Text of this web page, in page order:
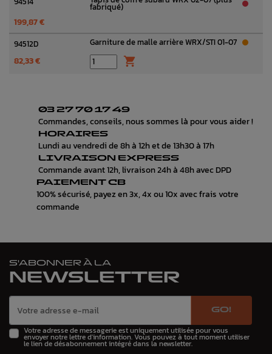
fabriqué)
199,87 €
94512D Garniture de malle arrière WRX/STI 01-07
82,33 € 
03 27 70 17 49
Commandes, conseils, nous sommes là pour vous aider !
HORAIRES
Lundi au vendredi de 8h à 12h et de 13h30 à 17h
LIVRAISON EXPRESS
Commande avant 12h, livraison 24h à 48h avec DPD
PAIEMENT CB
100% sécurisé, payez en 3x, 4x ou 10x avec frais votre
commande
S'ABONNER À LA
NEWSLETTER
GO!
Votre adresse de messagerie est uniquement utilisée pour vous
envoyer notre lettre d'information. Vous pouvez à tout moment utiliser
le lien de désabonnement intégré dans la newsletter.